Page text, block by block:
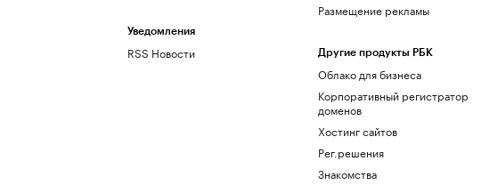
Уведомления
RSS Новости
Размещение рекламы
Другие продукты РБК
Облако для бизнеса
Корпоративный регистратор
доменов
Хостинг сайтов
Рег.решения
Знакомства